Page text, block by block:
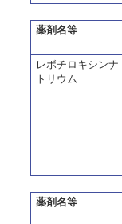
薬剤名等
レボチロキシンナ
トリウム
薬剤名等